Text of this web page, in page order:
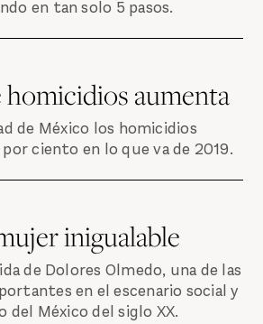
en tan solo 5 pasos.
homicidios aumenta
de México los homicidios
ciento en lo que va de 2019.
inigualable
de Dolores Olmedo, una de las
en el escenario social y
México del siglo XX.